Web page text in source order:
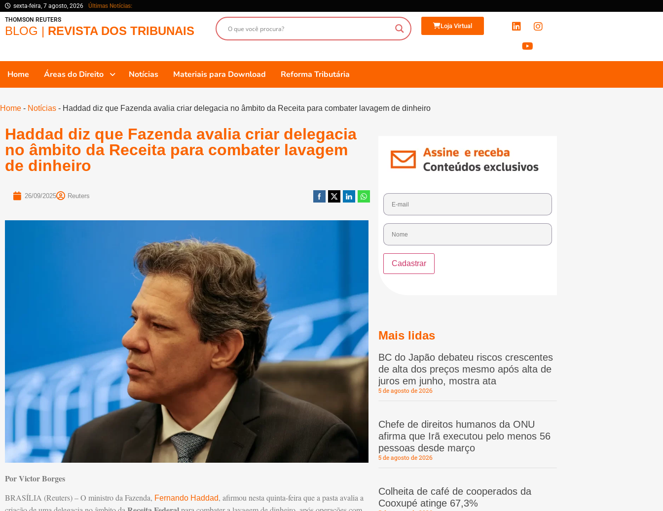
sexta-feira, 7 agosto, 2026
Últimas Notícias:
THOMSON REUTERS
BLOG | REVISTA DOS TRIBUNAIS Loja Virtual
Home Áreas do Direito Notícias Materiais para Download Reforma Tributária
Home - Notícias - Haddad diz que Fazenda avalia criar delegacia no âmbito da Receita para combater lavagem de dinheiro
Haddad diz que Fazenda avalia criar delegacia
no âmbito da Receita para combater lavagem
de dinheiro
26/09/2025 Reuters
Por Victor Borges
BRASÍLIA (Reuters) – O ministro da Fazenda, Fernando Haddad, afirmou nesta quinta-feira que a pasta avalia a
Mais lidas
BC do Japão debateu riscos crescentes
de alta dos preços mesmo após alta de
juros em junho, mostra ata
5 de agosto de 2026
Chefe de direitos humanos da ONU
afirma que Irã executou pelo menos 56
pessoas desde março
5 de agosto de 2026
Colheita de café de cooperados da
Cooxupé atinge 67,3%